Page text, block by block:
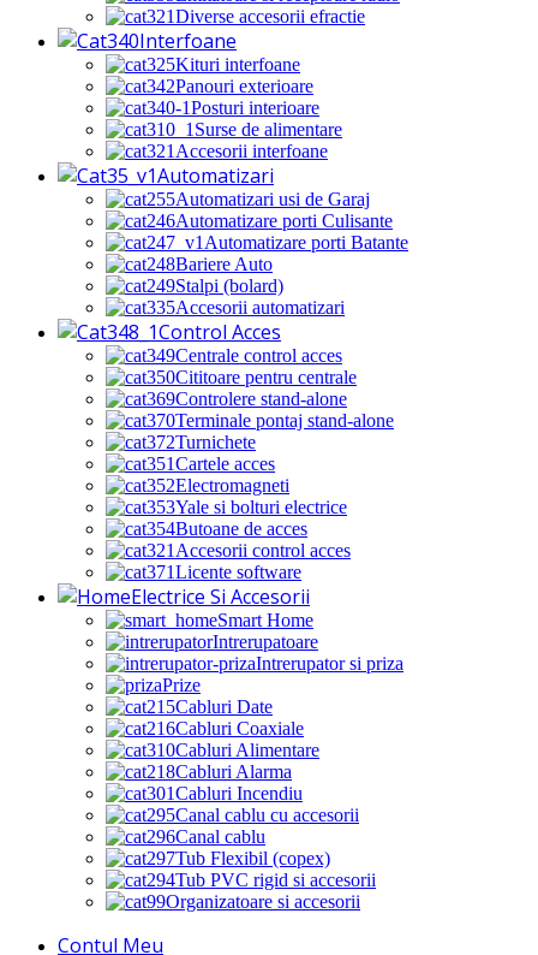
Diverse accesorii efractie
Interfoane
Kituri interfoane
Panouri exterioare
Posturi interioare
Surse de alimentare
Accesorii interfoane
Automatizari
Automatizari usi de Garaj
Automatizare porti Culisante
Automatizare porti Batante
Bariere Auto
Stalpi (bolard)
Accesorii automatizari
Control Acces
Centrale control acces
Cititoare pentru centrale
Controlere stand-alone
Terminale pontaj stand-alone
Turnichete
Cartele acces
Electromagneti
Yale si bolturi electrice
Butoane de acces
Accesorii control acces
Licente software
Electrice Si Accesorii
Smart Home
Intrerupatoare
Intrerupator si priza
Prize
Cabluri Date
Cabluri Coaxiale
Cabluri Alimentare
Cabluri Alarma
Cabluri Incendiu
Canal cablu cu accesorii
Canal cablu
Tub Flexibil (copex)
Tub PVC rigid si accesorii
Organizatoare si accesorii
Contul Meu